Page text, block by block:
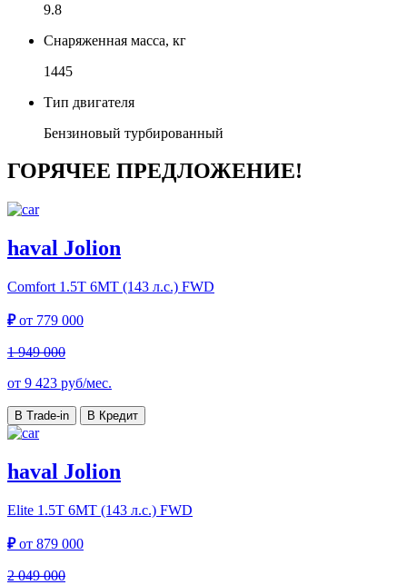
9.8
Снаряженная масса, кг
1445
Тип двигателя
Бензиновый турбированный
ГОРЯЧЕЕ ПРЕДЛОЖЕНИЕ!
haval Jolion
Comfort 1.5T 6MT (143 л.с.) FWD
₽от 779 000
1 949 000
от 9 423 руб/мес.
В Trade-in В Кредит
haval Jolion
Elite 1.5T 6MT (143 л.с.) FWD
₽от 879 000
2 049 000